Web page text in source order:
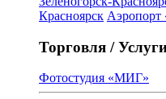
Красноярск Аэропорт
Торговля /
Фотостудия «МИГ»